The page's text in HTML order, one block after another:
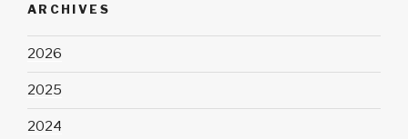
ARCHIVES
2026
2025
2024